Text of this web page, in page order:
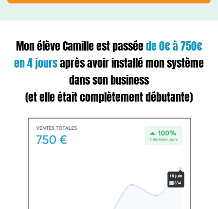
Mon élève Camille est passéede 0€ à 750€
en 4 joursaprès avoir installé mon système
dans son business
(et elle était complètement débutante)